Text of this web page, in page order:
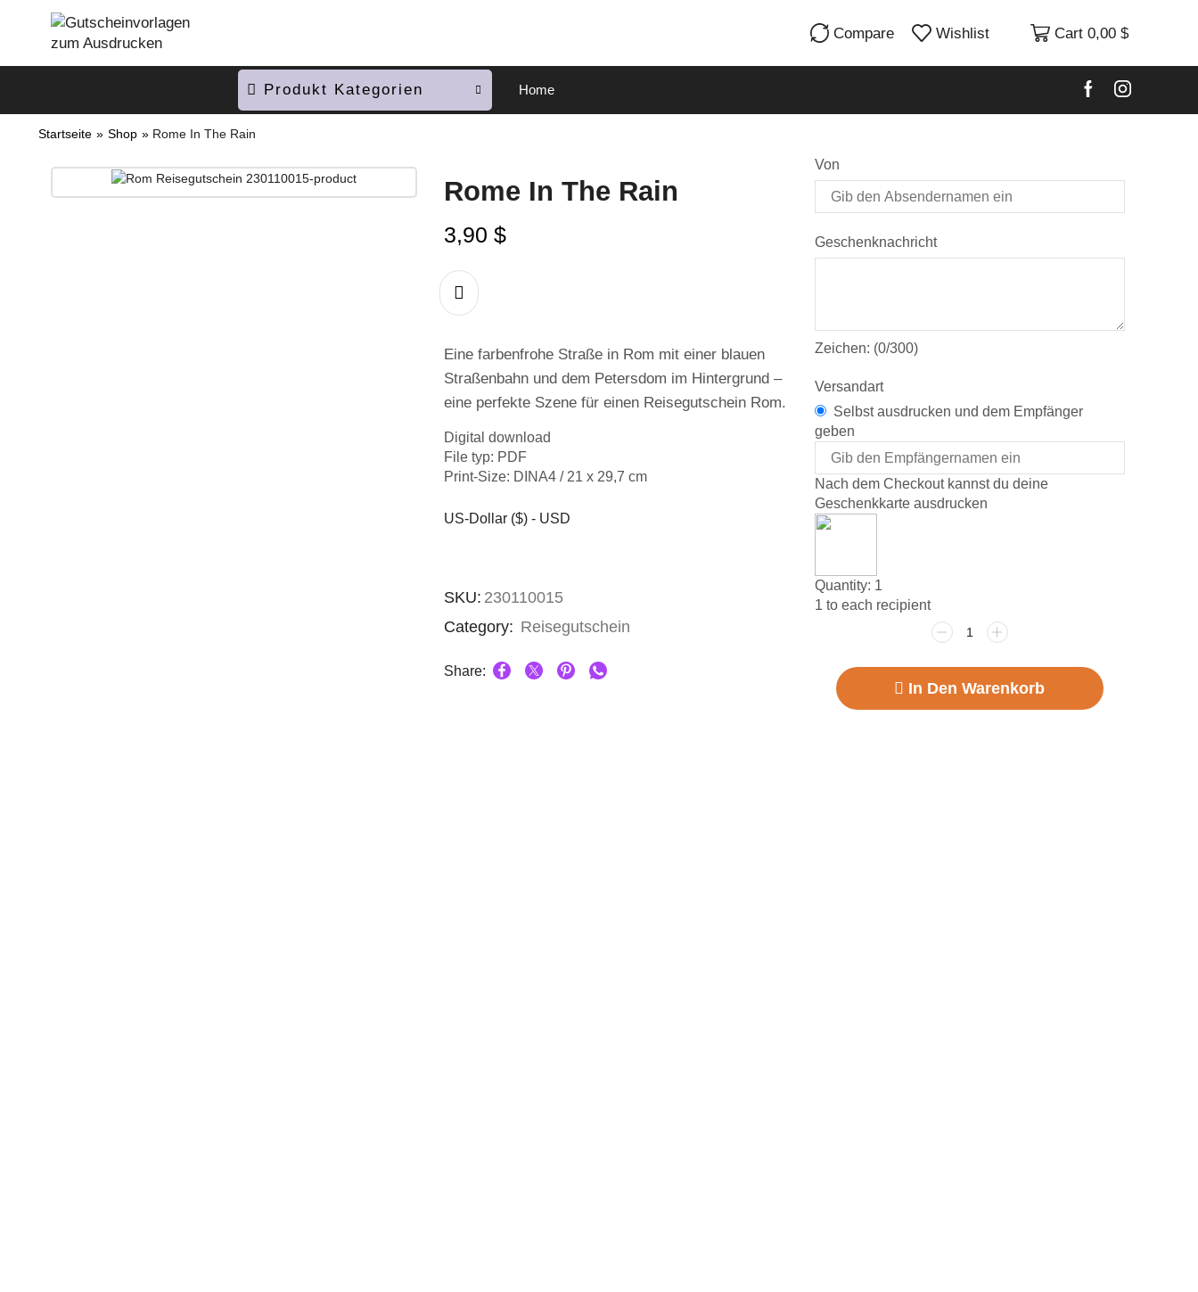
Compare Wishlist Cart 0,00 $
Produkt Kategorien Home
Startseite » Shop » Rome In The Rain
Rome In The Rain
3,90 $
Eine farbenfrohe Straße in Rom mit einer blauen
Straßenbahn und dem Petersdom im Hintergrund –
eine perfekte Szene für einen Reisegutschein Rom.
Digital download
File typ: PDF
Print-Size: DINA4 / 21 x 29,7 cm
US-Dollar ($) - USD
SKU: 230110015
Category: Reisegutschein
Share:
Von
Geschenknachricht
Zeichen: (0/300)
Versandart
Selbst ausdrucken und dem Empfänger
geben
Nach dem Checkout kannst du deine
Geschenkkarte ausdrucken
Quantity: 1
1 to each recipient
Rome
in
the
rain
Menge
In Den Warenkorb